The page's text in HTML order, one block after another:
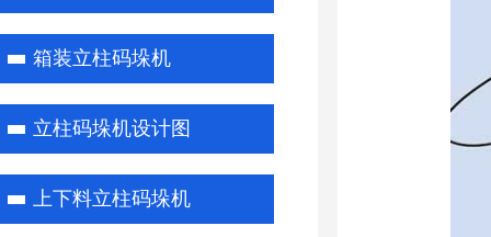
箱装立柱码垛机
立柱码垛机设计图
上下料立柱码垛机